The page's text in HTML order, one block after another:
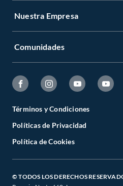
Nuestra Empresa
Comunidades
Términos y Condiciones
Políticas de Privacidad
Política de Cookies
© TODOS LOS DERECHOS